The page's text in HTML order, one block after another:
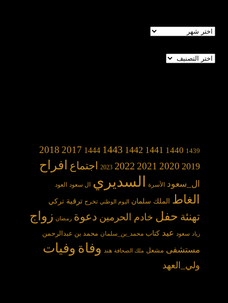
الأرشيف
تصنيفات
1439
1440
1441
1442
1443
1444
2017
2018
2019
2020
2021
2022
2023 اجتماع افراح
ال_سعود الأسرة السديري ال سعود العود
الغاط الملك سلمان اليوم الوطني تخرج ترقية تركي
تهنئة حفل خادم الحرمين دعوة رمضان زواج
زياد سعود عيد كتاب محمد_بن_سلمان محمد بن عبدالرحمن
مستشفى مشعل ملك الصحافة هند وفاة وفيات
ولي_العهد